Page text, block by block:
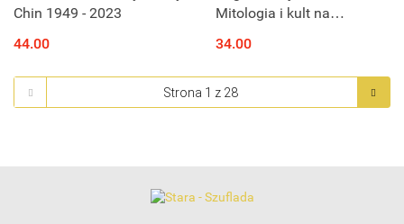
Chin 1949 - 2023
44.00
Mitologia i kult na
pieśni religijnych
34.00